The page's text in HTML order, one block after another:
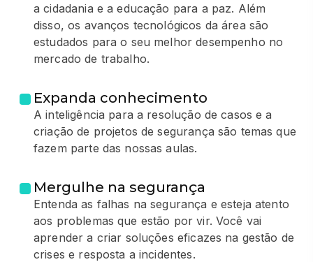
a cidadania e a educação para a paz. Além
disso, os avanços tecnológicos da área são
estudados para o seu melhor desempenho no
mercado de trabalho.
Expanda conhecimento
A inteligência para a resolução de casos e a
criação de projetos de segurança são temas que
fazem parte das nossas aulas.
Mergulhe na segurança
Entenda as falhas na segurança e esteja atento
aos problemas que estão por vir. Você vai
aprender a criar soluções eficazes na gestão de
crises e resposta a incidentes.